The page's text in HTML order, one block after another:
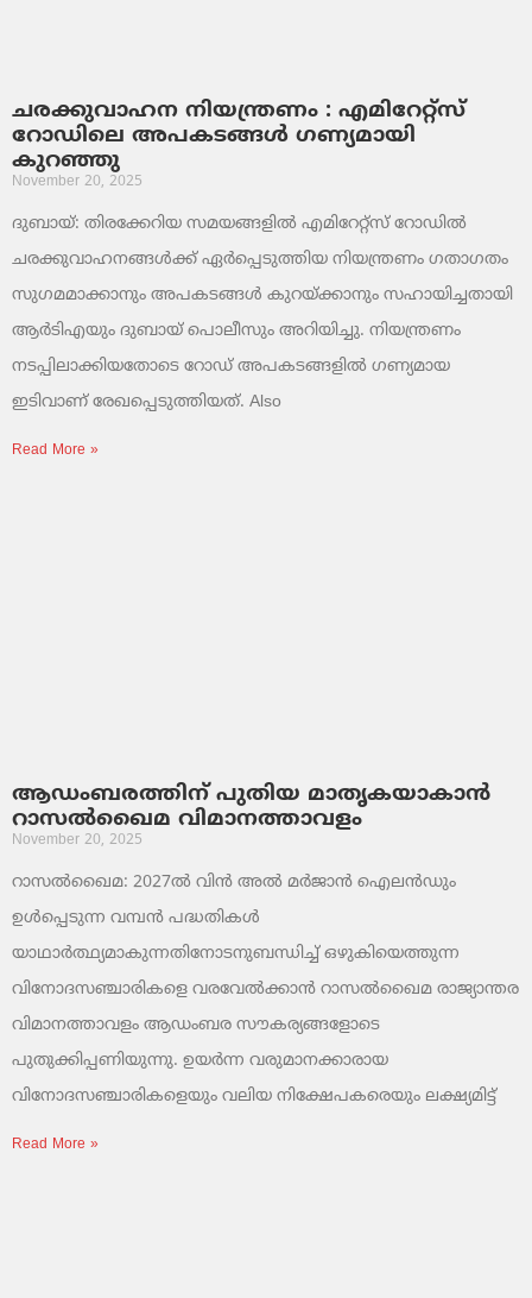
ചരക്കുവാഹന നിയന്ത്രണം : എമിറേറ്റ്സ്
റോഡിലെ അപകടങ്ങൾ ഗണ്യമായി
കുറഞ്ഞു
November 20, 2025
ദുബായ്: തിരക്കേറിയ സമയങ്ങളിൽ എമിറേറ്റ്സ് റോഡിൽ
ചരക്കുവാഹനങ്ങൾക്ക് ഏർപ്പെടുത്തിയ നിയന്ത്രണം ഗതാഗതം
സുഗമമാക്കാനും അപകടങ്ങൾ കുറയ്ക്കാനും സഹായിച്ചതായി
ആർടിഎയും ദുബായ് പൊലീസും അറിയിച്ചു. നിയന്ത്രണം
നടപ്പിലാക്കിയതോടെ റോഡ് അപകടങ്ങളിൽ ഗണ്യമായ
ഇടിവാണ് രേഖപ്പെടുത്തിയത്. Also
Read More »
ആഡംബരത്തിന് പുതിയ മാതൃകയാകാൻ
റാസൽഖൈമ വിമാനത്താവളം
November 20, 2025
റാസൽഖൈമ: 2027ൽ വിൻ അൽ മർജാൻ ഐലൻഡും
ഉൾപ്പെടുന്ന വമ്പൻ പദ്ധതികൾ
യാഥാർത്ഥ്യമാകുന്നതിനോടനുബന്ധിച്ച് ഒഴുകിയെത്തുന്ന
വിനോദസഞ്ചാരികളെ വരവേൽക്കാൻ റാസൽഖൈമ രാജ്യാന്തര
വിമാനത്താവളം ആഡംബര സൗകര്യങ്ങളോടെ
പുതുക്കിപ്പണിയുന്നു. ഉയർന്ന വരുമാനക്കാരായ
വിനോദസഞ്ചാരികളെയും വലിയ നിക്ഷേപകരെയും ലക്ഷ്യമിട്ട്
Read More »